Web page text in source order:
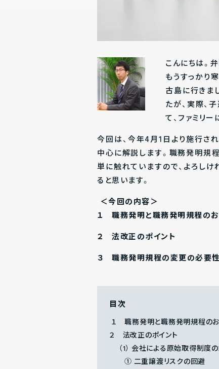
こんにちは。
もうすっかり
古島に行きま
たが、実際、
て、ファミリ
今回は、今年4月1日より施行さ
中心に解説します。職務発明規
単に触れていますので、よろし
ると思います。
＜今回の内容＞
１ 職務発明と職務発明規程の
２ 法改正のポイント
３ 職務発明規程の変更の必要性
目次
１ 職務発明と職務発明規程の
２ 法改正のポイント
（1） 会社による原始取得制度
① 二重譲渡リスクの回避